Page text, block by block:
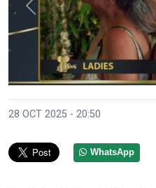
Anterior
28 OCT 2025 - 20:50
WhatsApp